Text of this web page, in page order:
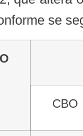
se
CBO